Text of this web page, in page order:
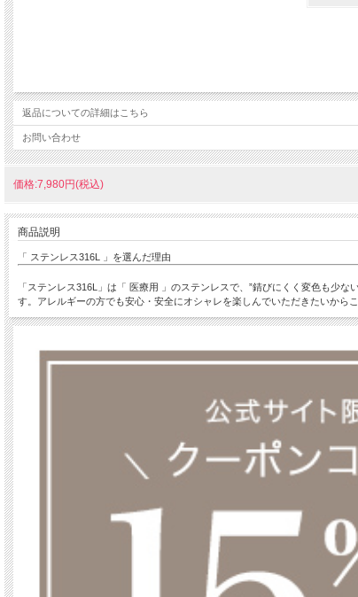
返品についての詳細はこちら
お問い合わせ
価格:7,980円(税込)
商品説明
「 ステンレス316L 」を選んだ理由
「ステンレス316L」は「 医療用 」のステンレスで、”錆びにくく変色も少
す。アレルギーの方でも安心・安全にオシャレを楽しんでいただきたいから